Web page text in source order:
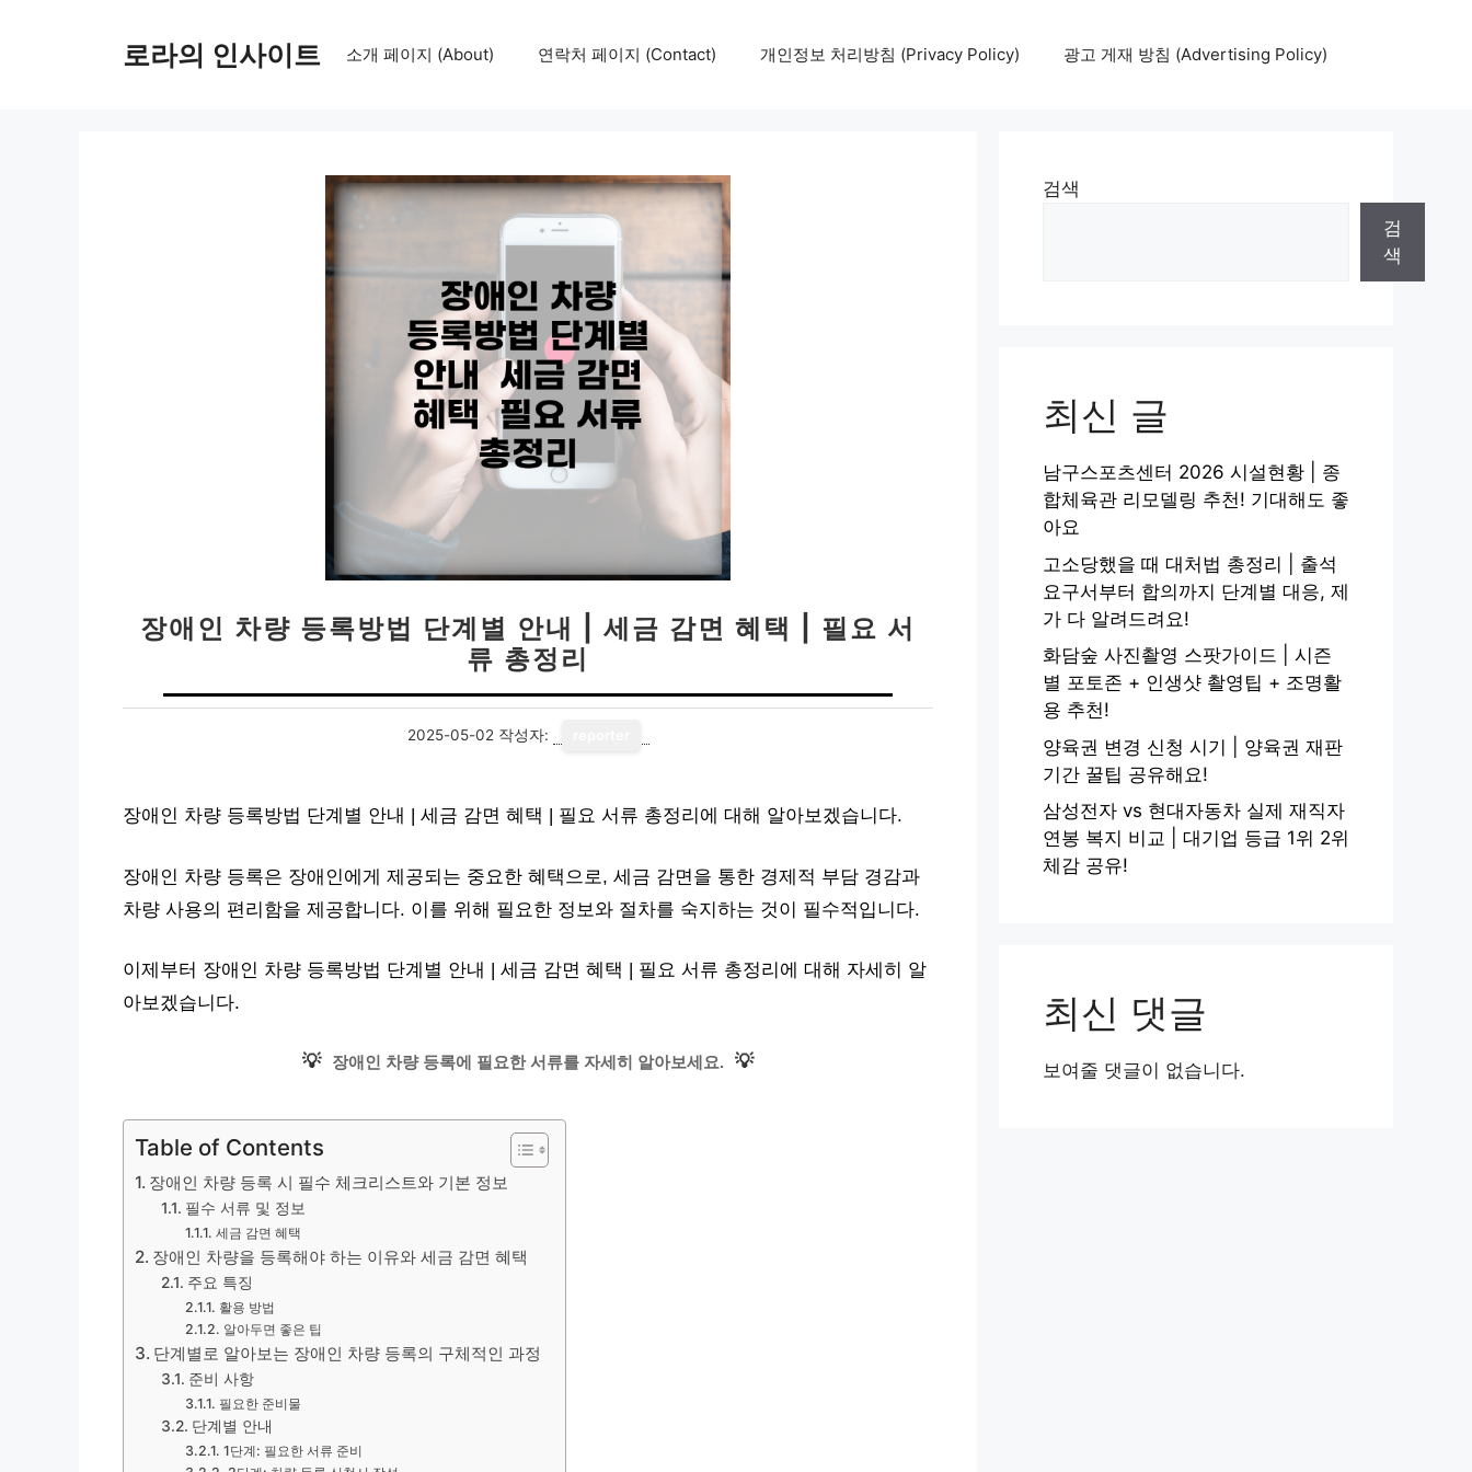
로라의 인사이트 소개 페이지 (About) 연락처 페이지 (Contact) 개인정보 처리방침 (Privacy Policy) 광고 게재 방침 (Advertising Policy)
장애인 차량 등록방법 단계별 안내 | 세금 감면 혜택 | 필요 서
류 총정리
2025-05-02 작성자:
장애인 차량 등록방법 단계별 안내 | 세금 감면 혜택 | 필요 서류 총정리에 대해 알아보겠습니다.
장애인 차량 등록은 장애인에게 제공되는 중요한 혜택으로, 세금 감면을 통한 경제적 부담 경감과
차량 사용의 편리함을 제공합니다. 이를 위해 필요한 정보와 절차를 숙지하는 것이 필수적입니다.
이제부터 장애인 차량 등록방법 단계별 안내 | 세금 감면 혜택 | 필요 서류 총정리에 대해 자세히 알
아보겠습니다.
💡 장애인 차량 등록에 필요한 서류를 자세히 알아보세요. 💡
Table of Contents
장애인 차량 등록 시 필수 체크리스트와 기본 정보
필수 서류 및 정보
세금 감면 혜택
장애인 차량을 등록해야 하는 이유와 세금 감면 혜택
주요 특징
활용 방법
알아두면 좋은 팁
단계별로 알아보는 장애인 차량 등록의 구체적인 과정
준비 사항
필요한 준비물
단계별 안내
1단계: 필요한 서류 준비
검색
검
색
최신 글
남구스포츠센터 2026 시설현황 | 종
합체육관 리모델링 추천! 기대해도 좋
아요
고소당했을 때 대처법 총정리 | 출석
요구서부터 합의까지 단계별 대응, 제
가 다 알려드려요!
화담숲 사진촬영 스팟가이드 | 시즌
별 포토존 + 인생샷 촬영팁 + 조명활
용 추천!
양육권 변경 신청 시기 | 양육권 재판
기간 꿀팁 공유해요!
삼성전자 vs 현대자동차 실제 재직자
연봉 복지 비교 | 대기업 등급 1위 2위
체감 공유!
최신 댓글
보여줄 댓글이 없습니다.